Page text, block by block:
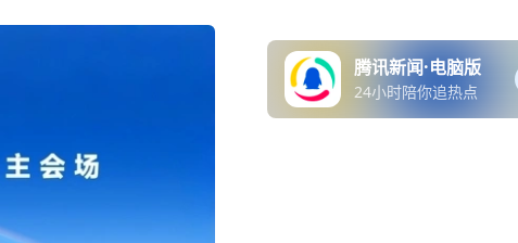
腾讯新闻·电脑版
24小时陪你追热点